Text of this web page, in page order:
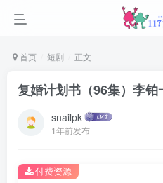
首页 短剧 正文
复婚计划书（96集）李铂
snailpk
1年前发布
付费资源